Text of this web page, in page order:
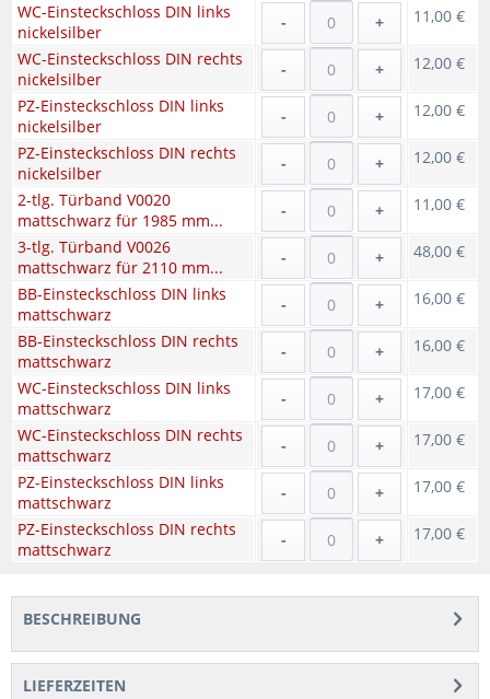
WC-Einsteckschloss DIN links
nickelsilber
- + 11,00 €
WC-Einsteckschloss DIN rechts
nickelsilber
- + 12,00 €
PZ-Einsteckschloss DIN links
nickelsilber
- + 12,00 €
PZ-Einsteckschloss DIN rechts
nickelsilber
- + 12,00 €
2-tlg. Türband V0020
mattschwarz für 1985 mm...
- + 11,00 €
3-tlg. Türband V0026
mattschwarz für 2110 mm...
- + 48,00 €
BB-Einsteckschloss DIN links
mattschwarz
- + 16,00 €
BB-Einsteckschloss DIN rechts
mattschwarz
- + 16,00 €
WC-Einsteckschloss DIN links
mattschwarz
- + 17,00 €
WC-Einsteckschloss DIN rechts
mattschwarz
- + 17,00 €
PZ-Einsteckschloss DIN links
mattschwarz
- + 17,00 €
PZ-Einsteckschloss DIN rechts
mattschwarz
- + 17,00 €
BESCHREIBUNG
LIEFERZEITEN